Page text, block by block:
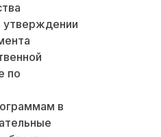
утверждении
по
в